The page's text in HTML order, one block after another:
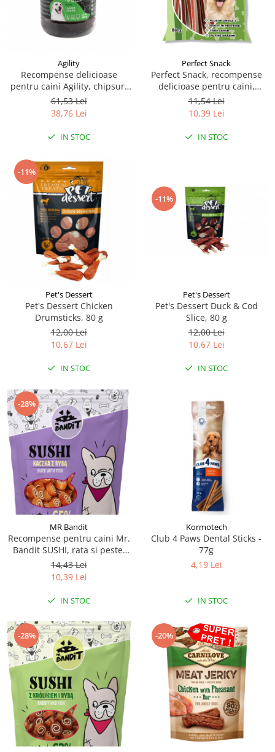
Agility
Recompense delicioase
pentru caini Agility, chipsuri
de miel, 500g
61,53 Lei
38,76 Lei
IN STOC
Perfect Snack
Perfect Snack, recompense
delicioase pentru caini,
Sandwich de rata – 80 g
11,54 Lei
10,39 Lei
IN STOC
-11%
Pet's Dessert
Pet's Dessert Chicken
Drumsticks, 80 g
12,00 Lei
10,67 Lei
IN STOC
-11%
Pet's Dessert
Pet's Dessert Duck & Cod
Slice, 80 g
12,00 Lei
10,67 Lei
IN STOC
-28%
MR Bandit
Recompense pentru caini Mr.
Bandit SUSHI, rata si peste,
80g
14,43 Lei
10,39 Lei
IN STOC
Kormotech
Club 4 Paws Dental Sticks -
77g
4,19 Lei
IN STOC
-28% -20%